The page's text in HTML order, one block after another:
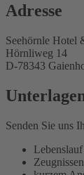
Adresse
Seehörnle Hotel
Hörnliweg 14
D-78343
Senden Sie uns
Lebenslauf
Zeugnissen